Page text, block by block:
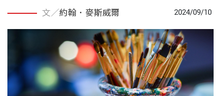
文／約翰．麥斯威爾 2024/09/10